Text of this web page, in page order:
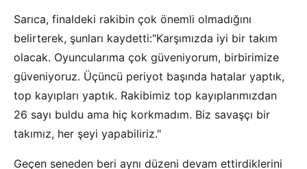
Sarıca, finaldeki rakibin çok önemli olmadığını
belirterek, şunları kaydetti:"Karşımızda iyi bir takım
olacak. Oyuncularıma çok güveniyorum, birbirimize
güveniyoruz. Üçüncü periyot başında hatalar yaptık,
top kayıpları yaptık. Rakibimiz top kayıplarımızdan
26 sayı buldu ama hiç korkmadım. Biz savaşçı bir
takımız, her şeyi yapabiliriz."
Geçen seneden beri aynı düzeni devam ettirdiklerini